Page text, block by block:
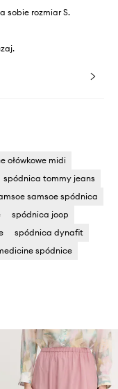
sobie rozmiar S.
ołówkowe midi
spódnica tommy jeans
samsoe spódnica
spódnica joop
spódnica dynafit
spódnice